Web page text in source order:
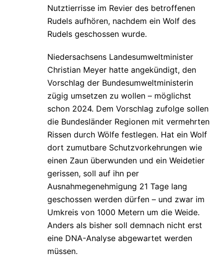
Nutztierrisse im Revier des betroffenen
Rudels aufhören, nachdem ein Wolf des
Rudels geschossen wurde.
Niedersachsens Landesumweltminister
Christian Meyer hatte angekündigt, den
Vorschlag der Bundesumweltministerin
zügig umsetzen zu wollen – möglichst
schon 2024. Dem Vorschlag zufolge sollen
die Bundesländer Regionen mit vermehrten
Rissen durch Wölfe festlegen. Hat ein Wolf
dort zumutbare Schutzvorkehrungen wie
einen Zaun überwunden und ein Weidetier
gerissen, soll auf ihn per
Ausnahmegenehmigung 21 Tage lang
geschossen werden dürfen – und zwar im
Umkreis von 1000 Metern um die Weide.
Anders als bisher soll demnach nicht erst
eine DNA-Analyse abgewartet werden
müssen.